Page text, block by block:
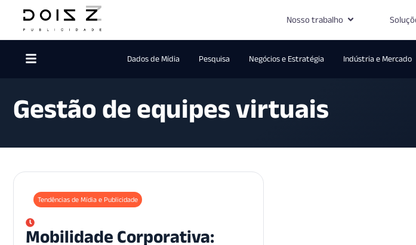
Nosso trabalho
Dados de Mídia Pesquisa Negócios e Estratégia Indústria e Mercado
Gestão de equipes virtuais
Tendências de Mídia e Publicidade
Mobilidade Corporativa: